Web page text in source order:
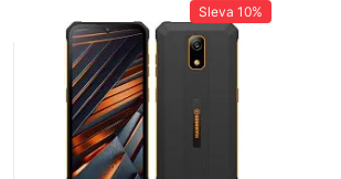
Sleva 10%